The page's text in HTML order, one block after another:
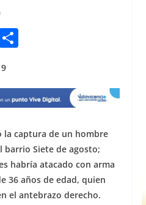
S
e
la captura de un hombre
barrio Siete de agosto;
habría atacado con arma
36 años de edad, quien
el antebrazo derecho.